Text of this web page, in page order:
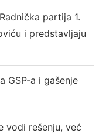
partija 1.
i predstavljaju
GSP-a i gašenje
vodi rešenju, već